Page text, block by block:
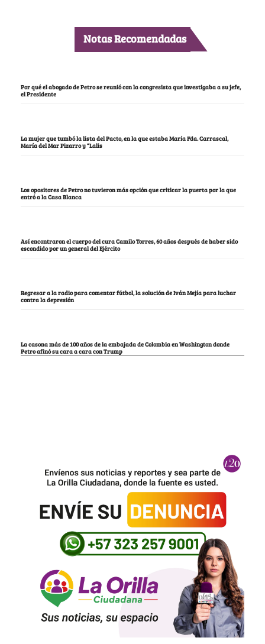
Notas Recomendadas
Por qué el abogado de Petro se reunió con la congresista que investigaba a su jefe,
el Presidente
La mujer que tumbó la lista del Pacto, en la que estaba María Fda. Carrascal,
María del Mar Pizarro y “Lalis
Los opositores de Petro no tuvieron más opción que criticar la puerta por la que
entró a la Casa Blanca
Así encontraron el cuerpo del cura Camilo Torres, 60 años después de haber sido
escondido por un general del Ejército
Regresar a la radio para comentar fútbol, la solución de Iván Mejía para luchar
contra la depresión
La casona más de 100 años de la embajada de Colombia en Washington donde
Petro afinó su cara a cara con Trump